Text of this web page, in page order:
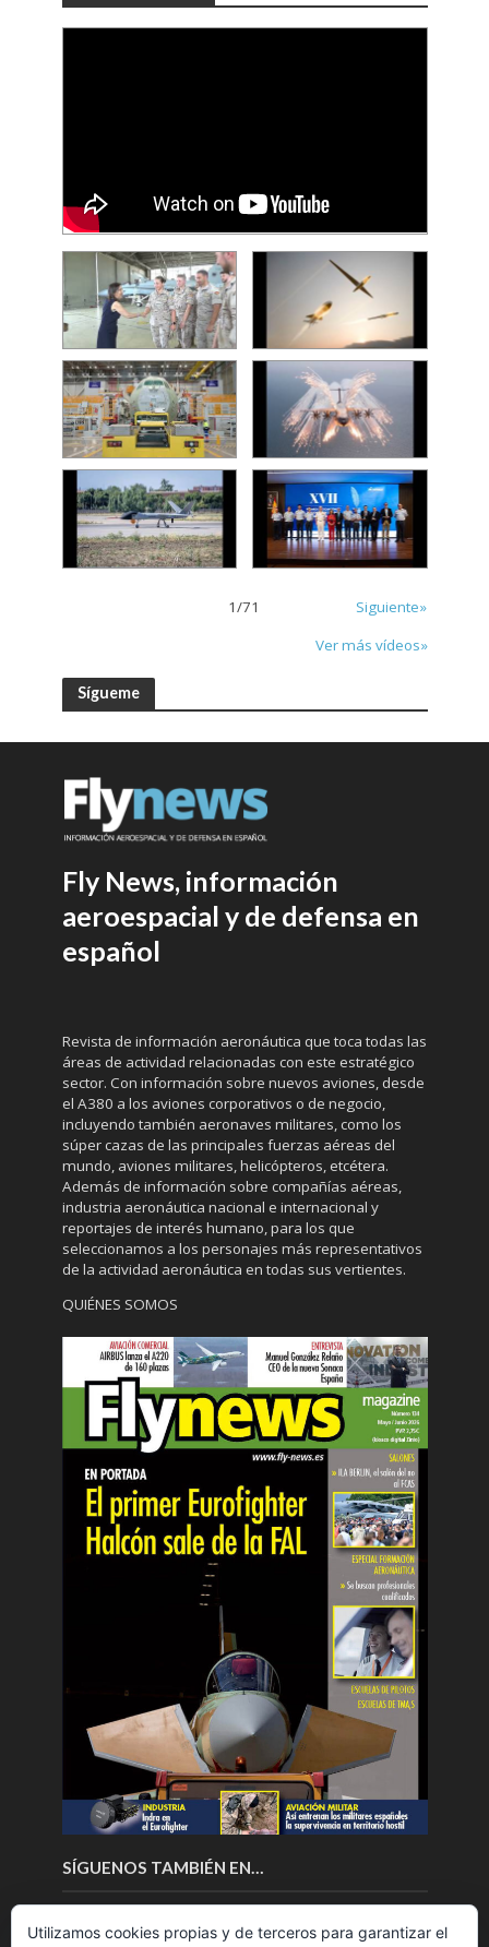
1/71
Siguiente»
Ver más vídeos»
Sígueme
Fly News, información
aeroespacial y de defensa en
español
Revista de información aeronáutica que toca todas las
áreas de actividad relacionadas con este estratégico
sector. Con información sobre nuevos aviones, desde
el A380 a los aviones corporativos o de negocio,
incluyendo también aeronaves militares, como los
súper cazas de las principales fuerzas aéreas del
mundo, aviones militares, helicópteros, etcétera.
Además de información sobre compañías aéreas,
industria aeronáutica nacional e internacional y
reportajes de interés humano, para los que
seleccionamos a los personajes más representativos
de la actividad aeronáutica en todas sus vertientes.
QUIÉNES SOMOS
SÍGUENOS TAMBIÉN EN…
Utilizamos cookies propias y de terceros para garantizar el